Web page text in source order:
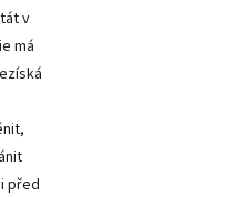
v
má
před